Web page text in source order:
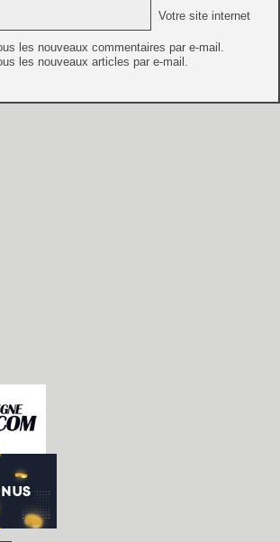
Votre site internet
les nouveaux commentaires par e-mail.
les nouveaux articles par e-mail.